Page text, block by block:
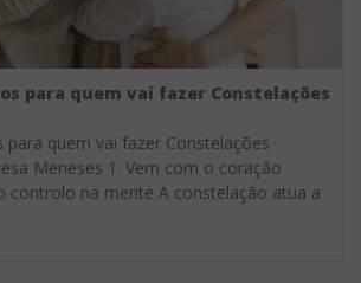
para quem vai fazer Constelações
para quem vai fazer Constelações
Meneses 1. Vem com o coração
controlo na mente A constelação atua a